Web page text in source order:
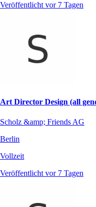
Veröffentlicht vor 7 Tagen
Art Director Design (all
Scholz &amp; Friends AG
Berlin
Vollzeit
Veröffentlicht vor 7 Tagen